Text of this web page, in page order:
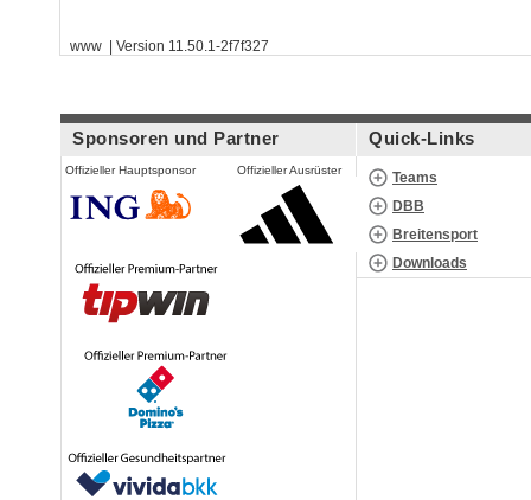
www | Version 11.50.1-2f7f327
Sponsoren und Partner
Offizieller Hauptsponsor Offizieller Ausrüster
Quick-Links
Teams
DBB
Breitensport
Downloads